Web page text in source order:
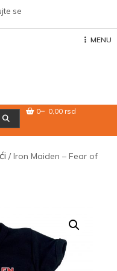
se
MENU
0 0,00 rsd
/ Iron Maiden – Fear of